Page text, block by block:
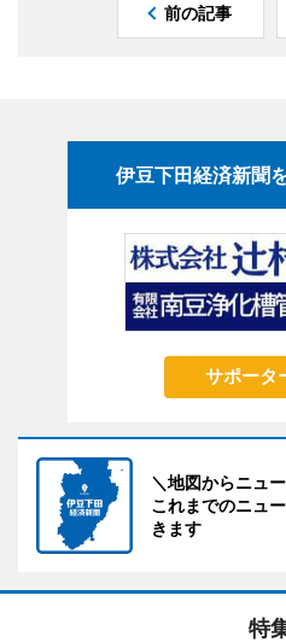
前の記事
伊豆下田経済新聞
サポータ
＼地図からニュ
これまでのニュ
きます
特